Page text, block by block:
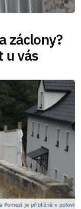
záclony?
u vás